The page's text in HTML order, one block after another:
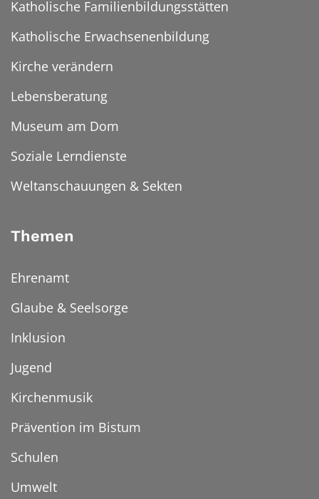
Katholische Familienbildungsstätten
Katholische Erwachsenenbildung
Kirche verändern
Lebensberatung
Museum am Dom
Soziale Lerndienste
Weltanschauungen & Sekten
Themen
Ehrenamt
Glaube & Seelsorge
Inklusion
Jugend
Kirchenmusik
Prävention im Bistum
Schulen
Umwelt